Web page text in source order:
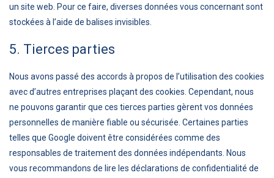
un site web. Pour ce faire, diverses données vous concernant sont
stockées à l’aide de balises invisibles.
5. Tierces parties
Nous avons passé des accords à propos de l’utilisation des cookies
avec d’autres entreprises plaçant des cookies. Cependant, nous
ne pouvons garantir que ces tierces parties gèrent vos données
personnelles de manière fiable ou sécurisée. Certaines parties
telles que Google doivent être considérées comme des
responsables de traitement des données indépendants. Nous
vous recommandons de lire les déclarations de confidentialité de